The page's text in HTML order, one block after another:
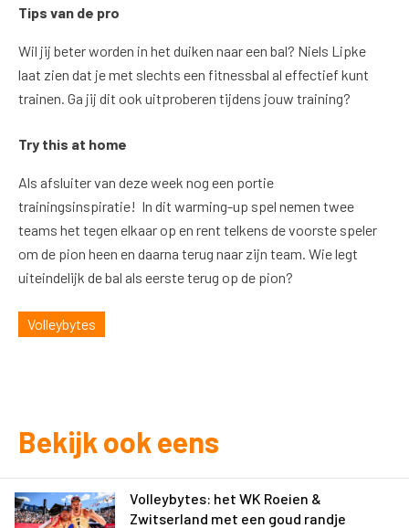
Tips van de pro
Wil jij beter worden in het duiken naar een bal? Niels Lipke
laat zien dat je met slechts een fitnessbal al effectief kunt
trainen. Ga jij dit ook uitproberen tijdens jouw training?
Try this at home
Als afsluiter van deze week nog een portie
trainingsinspiratie! In dit warming-up spel nemen twee
teams het tegen elkaar op en rent telkens de voorste speler
om de pion heen en daarna terug naar zijn team. Wie legt
uiteindelijk de bal als eerste terug op de pion?
Volleybytes
Bekijk ook eens
Volleybytes: het WK Roeien &
Zwitserland met een goud randje